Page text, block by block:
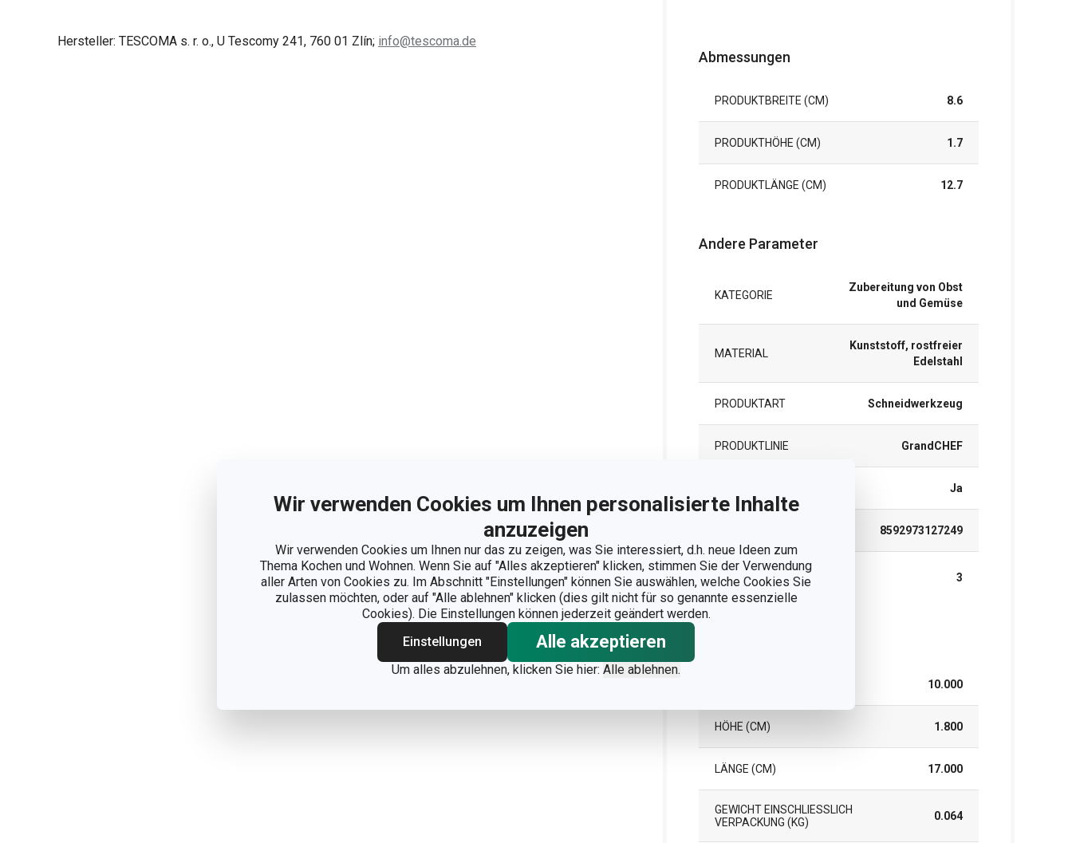
Wir verwenden Cookies um Ihnen personalisierte Inhalte
anzuzeigen
Wir verwenden Cookies um Ihnen nur das zu zeigen, was Sie interessiert, d.h. neue Ideen zum
Thema Kochen und Wohnen. Wenn Sie auf "Alles akzeptieren" klicken, stimmen Sie der Verwendung
aller Arten von Cookies zu. Im Abschnitt "Einstellungen" können Sie auswählen, welche Cookies Sie
zulassen möchten, oder auf "Alle ablehnen" klicken (dies gilt nicht für so genannte essenzielle
Cookies). Die Einstellungen können jederzeit geändert werden.
Einstellungen
Alle akzeptieren
Um alles abzulehnen, klicken Sie hier: Alle ablehnen.
Hersteller: TESCOMA s. r. o., U Tescomy 241, 760 01 Zlín; info@tescoma.de
Abmessungen
PRODUKTBREITE (CM) 8.6
PRODUKTHÖHE (CM) 1.7
PRODUKTLÄNGE (CM) 12.7
Andere Parameter
KATEGORIE
Zubereitung von Obst
und Gemüse
MATERIAL
Kunststoff, rostfreier
Edelstahl
PRODUKTART Schneidwerkzeug
PRODUKTLINIE GrandCHEF
Ja
8592973127249
GARANTIE (IN
JAHREN)
3
10.000
HÖHE (CM) 1.800
LÄNGE (CM) 17.000
GEWICHT EINSCHLIESSLICH V
ERPACKUNG (KG)
0.064